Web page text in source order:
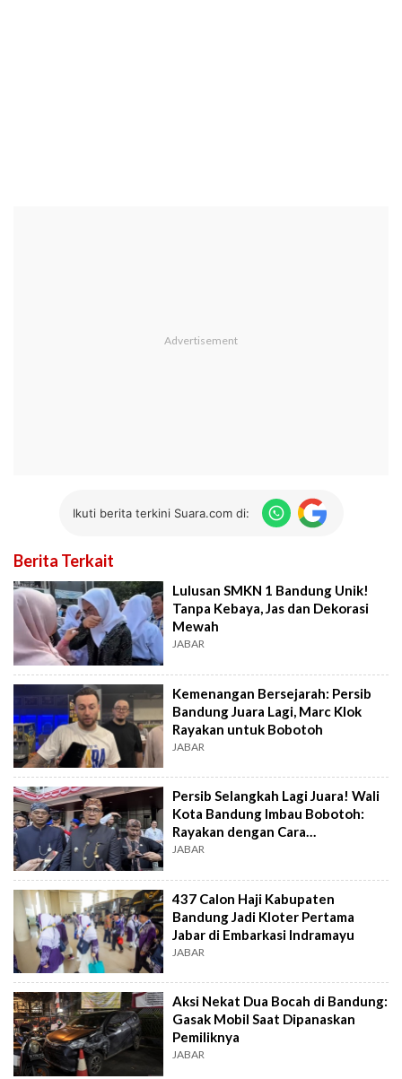
Ikuti berita terkini Suara.com di:
Berita Terkait
Lulusan SMKN 1 Bandung Unik!
Tanpa Kebaya, Jas dan Dekorasi
Mewah
JABAR
Kemenangan Bersejarah: Persib
Bandung Juara Lagi, Marc Klok
Rayakan untuk Bobotoh
JABAR
Persib Selangkah Lagi Juara! Wali
Kota Bandung Imbau Bobotoh:
Rayakan dengan Cara
Bermartabat!
JABAR
437 Calon Haji Kabupaten
Bandung Jadi Kloter Pertama
Jabar di Embarkasi Indramayu
JABAR
Aksi Nekat Dua Bocah di Bandung:
Gasak Mobil Saat Dipanaskan
Pemiliknya
JABAR